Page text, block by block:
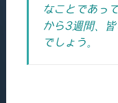
なことであっ
から3週間、
でしょう。